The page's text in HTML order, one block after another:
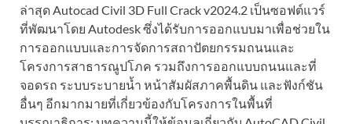
ล่าสุด Autocad Civil 3D Full Crack v2024.2 เป็นซอฟต์แวร์
ที่พัฒนาโดย Autodesk ซึ่งได้รับการออกแบบมาเพื่อช่วยใน
การออกแบบและการจัดการสถาปัตยกรรมถนนและ
โครงการสาธารณูปโภค รวมถึงการออกแบบถนนและที่
จอดรถ ระบบระบายน้ำ หน้าสัมผัสภาคพื้นดิน และฟังก์ชัน
อื่นๆ อีกมากมายที่เกี่ยวข้องกับโครงการในพื้นที่